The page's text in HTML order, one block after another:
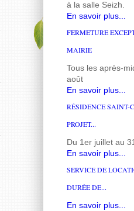
à la salle Seizh.
En savoir plus...
FERMETURE
MAIRIE
Tous les après-
août
En savoir plus...
RÉSIDENCE SAINT-
PROJET...
Du 1er juillet au
En savoir plus...
SERVICE DE
DURÉE DE...
En savoir plus...